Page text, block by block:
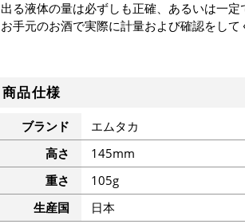
出る液体の量は必ずしも正確、あるいは一
お手元のお酒で実際に計量および確認をして
商品仕様
ブランド
エムタカ
高さ
145mm
重さ
105g
生産国
日本